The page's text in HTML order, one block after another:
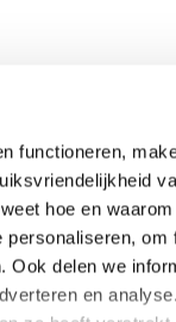
functioneren,
hoe en
Ook delen we
en